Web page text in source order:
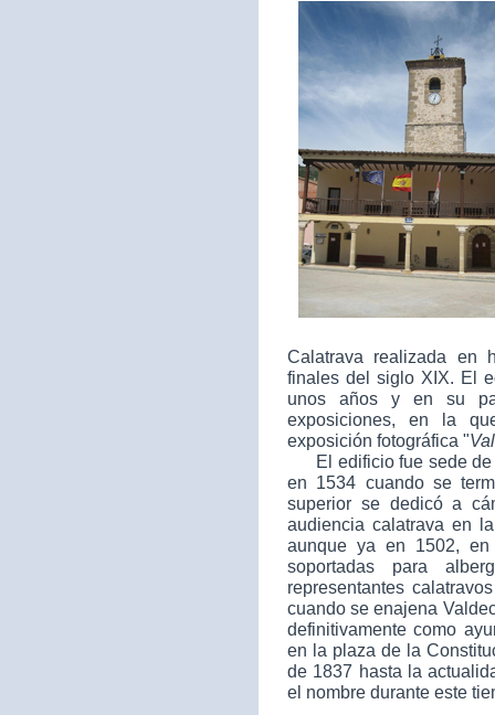
Calatrava realizada en
finales del siglo XIX. El
unos años y en su
exposiciones, en la
exposición fotográfica "
El edificio fue sede de
en 1534 cuando se
superior se dedicó a
audiencia calatrava en
aunque ya en 1502,
soportadas para
representantes
cuando se enajena
definitivamente como
en la plaza de la
de 1837 hasta la
el nombre durante